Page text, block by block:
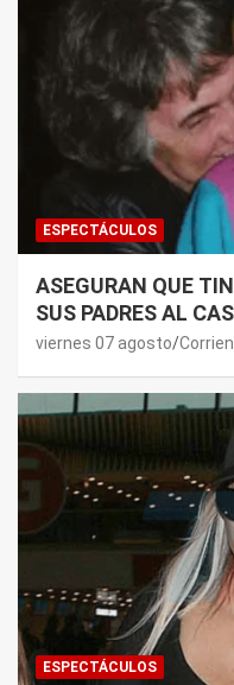
ESPECTÁCULOS
ASEGURAN QUE
SUS PADRES AL
DE PAUL: LOS
viernes 07 agosto
ESPECTÁCULOS